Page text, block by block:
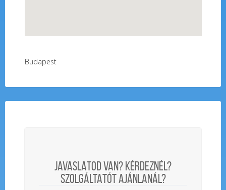
Budapest
JAVASLATOD VAN? KÉRDEZNÉL?
SZOLGÁLTATÓT AJÁNLANÁL?